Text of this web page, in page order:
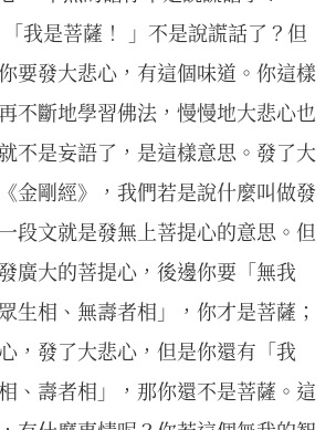
「我是菩薩！ 」不是說謊話了？但
要發大悲心，有這個味道。你這樣
不斷地學習佛法，慢慢地大悲心也
不是妄語了，是這樣意思。發了大
金剛經》，我們若是說什麼叫做發
段文就是發無上菩提心的意思。但
廣大的菩提心，後邊你要「無我
生相、無壽者相」，你才是菩薩；
，發了大悲心，但是你還有「我
、壽者相」，那你還不是菩薩。這